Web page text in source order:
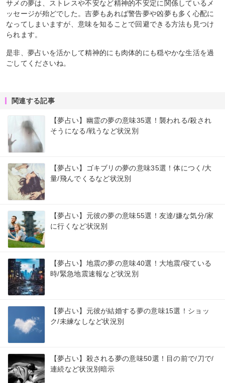
サメの夢は、ストレスや不安など精神的不安定に関係しているメ
ッセージが殆どでした。吉夢もあれば警告夢や凶夢も多く心配に
なってしまいますが、意味を知ることで回避できる方法も見つけ
られます。
是非、夢占いを活かして精神的にも肉体的にも穏やかな生活を過
ごしてくださいね。
関連する記事
【夢占い】幽霊の夢の意味35選！襲われる/殺され
そうになる/戦うなど状況別
【夢占い】ゴキブリの夢の意味35選！体につく/大
量/飛んでくるなど状況別
【夢占い】元彼の夢の意味55選！友達/嫌な気分/家
に行くなど状況別
【夢占い】地震の夢の意味40選！大地震/寝ている
時/緊急地震速報など状況別
【夢占い】元彼が結婚する夢の意味15選！ショッ
ク/未練なしなど状況別
【夢占い】殺される夢の意味50選！目の前で/刀で/
連続など状況別暗示